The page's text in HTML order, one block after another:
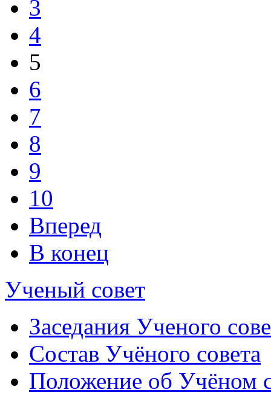
3
4
5
6
7
8
9
10
Вперед
В конец
Ученый совет
Заседания Ученого
Состав Учёного совета
Положение об Учёном